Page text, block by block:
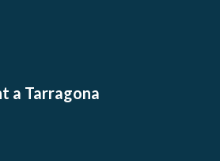
a Tarragona